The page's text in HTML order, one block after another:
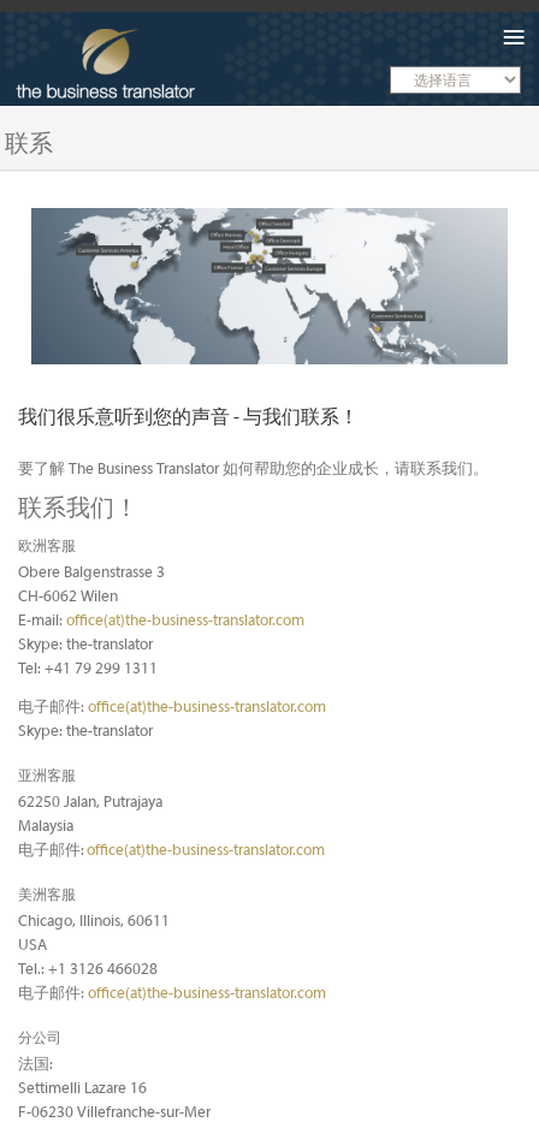
Menu
联系
我们很乐意听到您的声音 - 与我们联系！
要了解 The Business Translator 如何帮助您的企业成长，请联系我们。
联系我们！
欧洲客服
Obere Balgenstrasse 3
CH-6062 Wilen
E-mail:office(at)the-business-translator.com
Skype: the-translator
Tel: +41 79 299 1311
电子邮件:office(at)the-business-translator.com
Skype: the-translator
亚洲客服
62250 Jalan, Putrajaya
Malaysia
电子邮件:office(at)the-business-translator.com
美洲客服
Chicago, Illinois, 60611
USA
Tel.: +1 3126 466028
电子邮件:office(at)the-business-translator.com
分公司
法国:
Settimelli Lazare 16
F-06230 Villefranche-sur-Mer